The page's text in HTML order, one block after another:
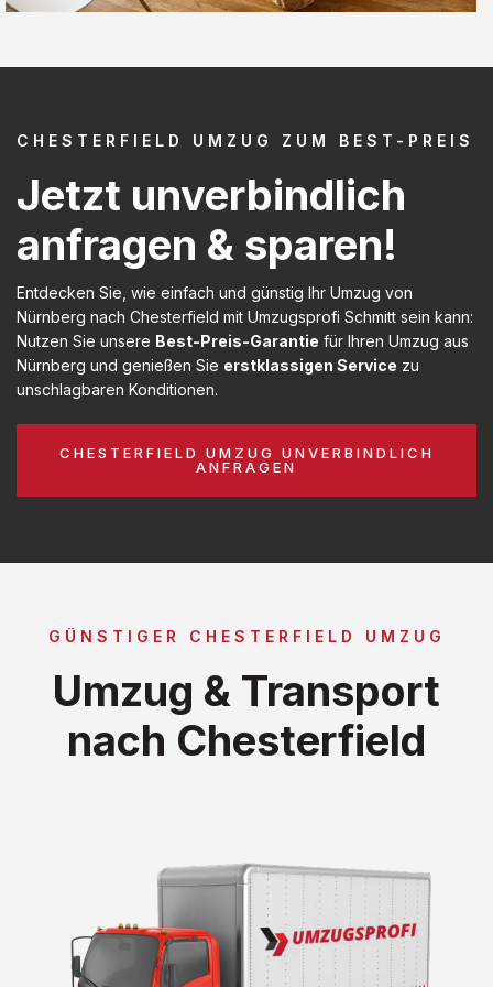
CHESTERFIELD UMZUG ZUM BEST-PREIS
Jetzt unverbindlich
anfragen & sparen!
Entdecken Sie, wie einfach und günstig Ihr Umzug von
Nürnberg nach Chesterfield mit Umzugsprofi Schmitt sein kann:
Nutzen Sie unsere Best-Preis-Garantie für Ihren Umzug aus
Nürnberg und genießen Sie erstklassigen Service zu
unschlagbaren Konditionen.
CHESTERFIELD UMZUG UNVERBINDLICH
ANFRAGEN
GÜNSTIGER CHESTERFIELD UMZUG
Umzug & Transport
nach Chesterfield